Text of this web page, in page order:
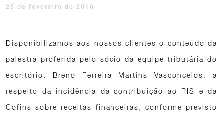
25 de fevereiro de 2016
Disponibilizamos aos nossos clientes o conteúdo da
palestra proferida pelo sócio da equipe tributária do
escritório, Breno Ferreira Martins Vasconcelos, a
respeito da incidência da contribuição ao PIS e da
Cofins sobre receitas financeiras, conforme previsto